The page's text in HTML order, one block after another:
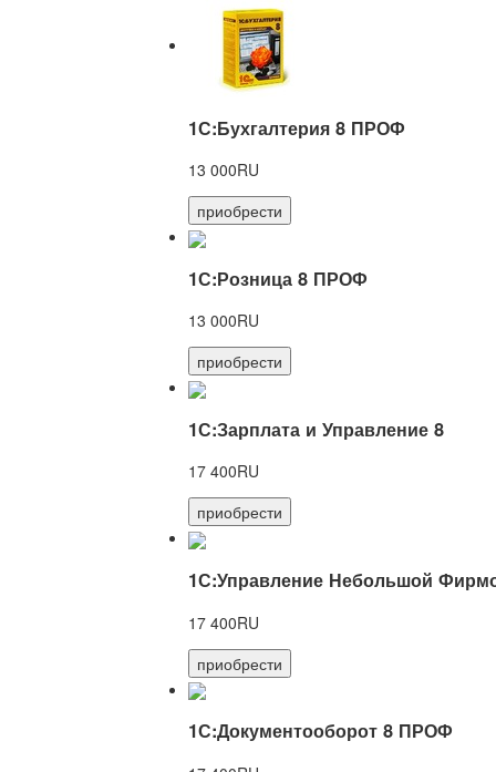
1С:Бухгалтерия 8 ПРОФ
13 000RU
приобрести
1С:Розница 8 ПРОФ
13 000RU
приобрести
1С:Зарплата и Управление 8
17 400RU
приобрести
1С:Управление Небольшой
17 400RU
приобрести
1С:Документооборот 8 ПРОФ